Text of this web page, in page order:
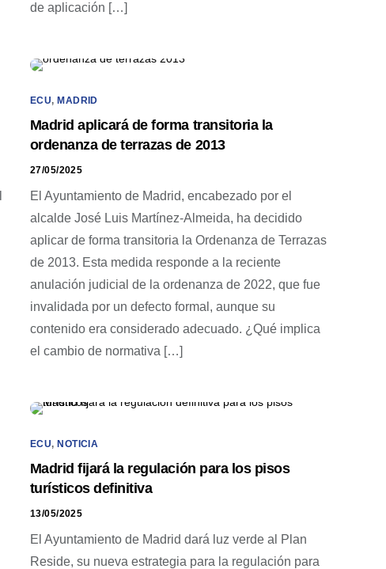
de aplicación […]
ECU, MADRID
Madrid aplicará de forma transitoria la
ordenanza de terrazas de 2013
27/05/2025
El Ayuntamiento de Madrid, encabezado por el
alcalde José Luis Martínez-Almeida, ha decidido
aplicar de forma transitoria la Ordenanza de Terrazas
de 2013. Esta medida responde a la reciente
anulación judicial de la ordenanza de 2022, que fue
invalidada por un defecto formal, aunque su
contenido era considerado adecuado. ¿Qué implica
el cambio de normativa […]
ECU, NOTICIA
Madrid fijará la regulación para los pisos
turísticos definitiva
13/05/2025
El Ayuntamiento de Madrid dará luz verde al Plan
Reside, su nueva estrategia para la regulación para